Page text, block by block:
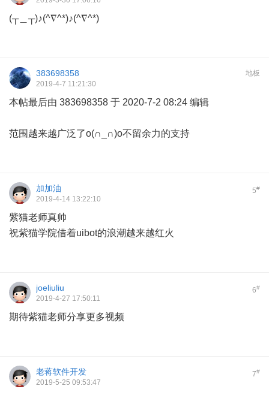
(┬＿┬)♪(^∇^*)♪(^∇^*)
地板
383698358
2019-4-7 11:21:30
本帖最后由 383698358 于 2020-7-2 08:24 编辑
范围越来越广泛了o(∩_∩)o不留余力的支持
5#
加加油
2019-4-14 13:22:10
紫猫老师真帅
祝紫猫学院借着uibot的浪潮越来越红火
6#
joeliuliu
2019-4-27 17:50:11
期待紫猫老师分享更多视频
7#
老蒋软件开发
2019-5-25 09:53:47